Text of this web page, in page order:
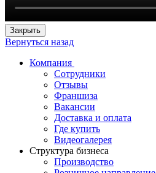
Закрыть
Вернуться назад
Компания
Сотрудники
Отзывы
Франшиза
Вакансии
Доставка и оплата
Где купить
Видеогалерея
Структура бизнеса
Производство